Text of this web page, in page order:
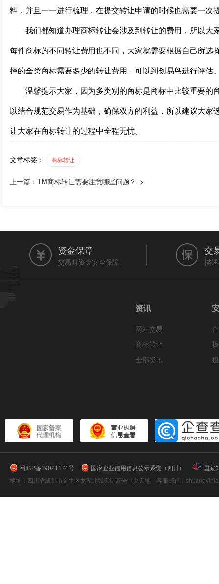
料，并且一一进行梳理，在提交转让申请的时候也需要一次
我们都知道办理商标转让会涉及到转让的费用，所以大
每件商标的不同转让费用也不同，大家就需要根据自己所
择的全类商标需要多少的转让费用，可以到创易鸟进行评估
温馨提示大家，因为多类别的商标是商标中比较重要的
以结合规范交易作为基础，确保双方的利益，所以建议大
让大家在商标转让的过程中全程无忧。
文章标签： 商标转让
上一篇：TM商标转让需要注意哪些问题？ >
资金保障
交易时资金安全保障
交
描
资讯
网站交易
商标转让
全部资讯
蜀ICP备19021174号 国家企业信用信息公示系统（四川）
国家
地址：四川省成都市金牛区龙湖北城天街蓝光中央天地 客服邮箱：